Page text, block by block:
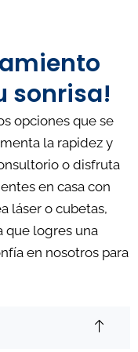
sonrisa!
opciones que se
la rapidez y
o disfruta
en casa con
láser o cubetas,
que logres una
en nosotros para